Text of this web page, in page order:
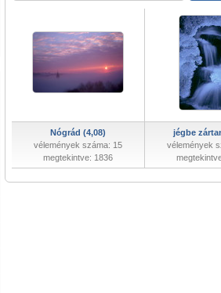
Nógrád (4,08)
vélemények száma: 15
megtekintve: 1836
jégbe
vélemények